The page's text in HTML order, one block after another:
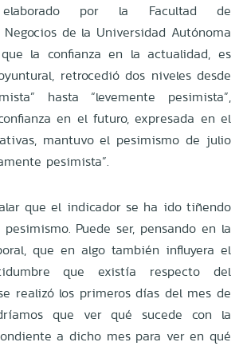
por la Facultad de
de la Universidad Autónoma
la confianza en la actualidad, es
retrocedió dos niveles desde
hasta “levemente pesimista”,
en el futuro, expresada en el
mantuvo el pesimismo de julio
pesimista”.
que el indicador se ha ido tiñendo
Puede ser, pensando en la
que en algo también influyera el
que existía respecto del
realizó los primeros días del mes de
que ver qué sucede con la
a dicho mes para ver en qué